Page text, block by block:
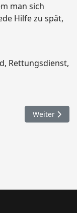
man sich
Hilfe zu spät,
Rettungsdienst,
/ Bittgang
Nächster
Weiter